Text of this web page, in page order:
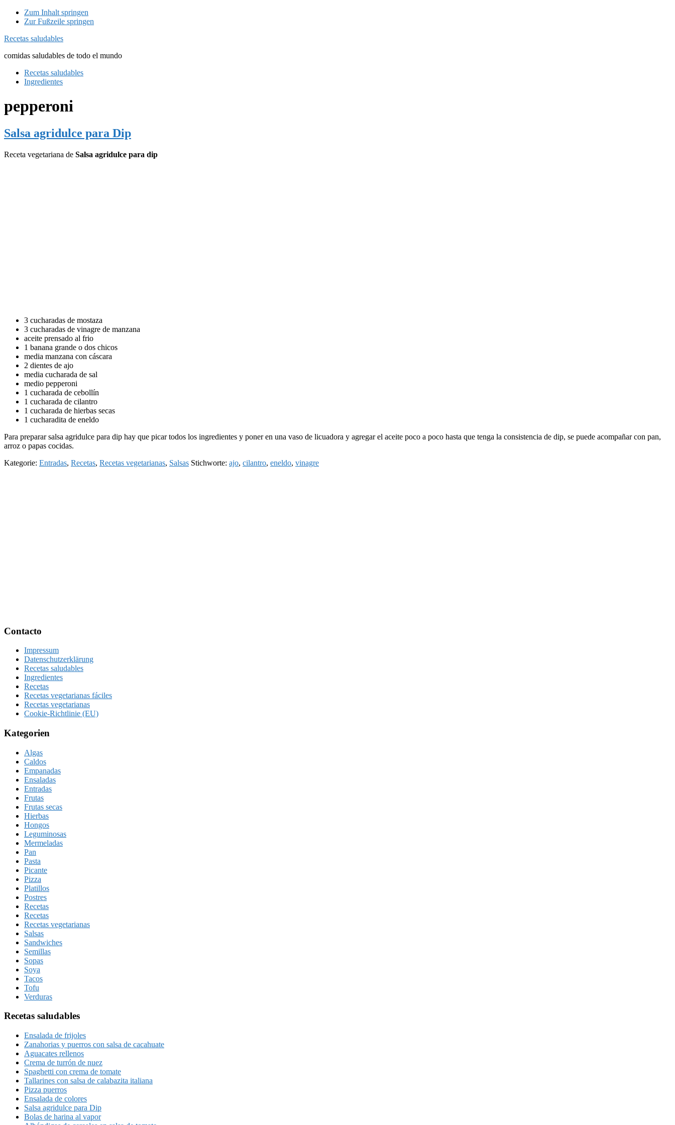
Zum Inhalt springen
Zur Fußzeile springen
Recetas saludables
comidas saludables de todo el mundo
Recetas saludables
Ingredientes
pepperoni
Salsa agridulce para Dip
Receta vegetariana de Salsa agridulce para dip
3 cucharadas de mostaza
3 cucharadas de vinagre de manzana
aceite prensado al frio
1 banana grande o dos chicos
media manzana con cáscara
2 dientes de ajo
media cucharada de sal
medio pepperoni
1 cucharada de cebollín
1 cucharada de cilantro
1 cucharada de hierbas secas
1 cucharadita de eneldo
Para preparar salsa agridulce para dip hay que picar todos los ingredientes y poner en una vaso de licuadora y agregar el aceite poco a poco hasta que tenga la consistencia de dip, se puede acompañar con pan,
arroz o papas cocidas.
Kategorie: Entradas, Recetas, Recetas vegetarianas, Salsas Stichworte: ajo, cilantro, eneldo, vinagre
Footer
Contacto
Impressum
Datenschutzerklärung
Recetas saludables
Ingredientes
Recetas
Recetas vegetarianas fáciles
Recetas vegetarianas
Cookie-Richtlinie (EU)
Kategorien
Algas
Caldos
Empanadas
Ensaladas
Entradas
Frutas
Frutas secas
Hierbas
Hongos
Leguminosas
Mermeladas
Pan
Pasta
Picante
Pizza
Platillos
Postres
Recetas
Recetas
Recetas vegetarianas
Salsas
Sandwiches
Semillas
Sopas
Soya
Tacos
Tofu
Verduras
Recetas saludables
Ensalada de frijoles
Zanahorias y puerros con salsa de cacahuate
Aguacates rellenos
Crema de turrón de nuez
Spaghetti con crema de tomate
Tallarines con salsa de calabazita italiana
Pizza puerros
Ensalada de colores
Salsa agridulce para Dip
Bolas de harina al vapor